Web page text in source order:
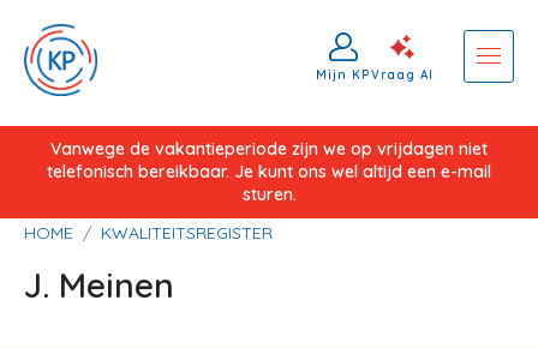
Overslaan
inhoud
Vanwege de vakantieperiode zijn we op vrijdagen niet
telefonisch bereikbaar. Je kunt ons wel altijd een e-mail
sturen.
Mijn KPVraag AI
Kruimelpad
HOME KWALITEITSREGISTER
J. Meinen